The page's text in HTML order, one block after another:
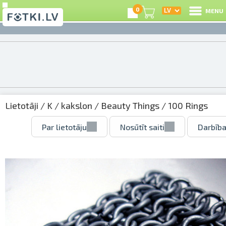
0 MENU
Lietotāji / K / kakslon / Beauty Things / 100 Rings
Par lietotāju Nosūtīt saiti